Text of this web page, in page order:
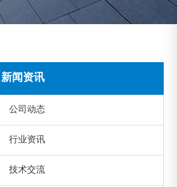
新闻资讯
公司动态
行业资讯
技术交流